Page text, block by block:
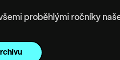
proběhlými ročníky